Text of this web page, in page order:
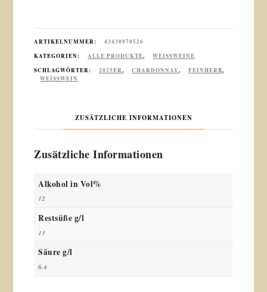
Spätlese
feinherb
0,75
l
Menge
ARTIKELNUMMER:
43430970526
KATEGORIEN:
ALLE PRODUKTE,
WEISSWEINE
SCHLAGWÖRTER:
2025ER, CHARDONNAY, FEINHERB,
WEISSWEIN
ZUSÄTZLICHE INFORMATIONEN
Zusätzliche Informationen
Alkohol in Vol%
12
Restsüße g/l
13
Säure g/l
6,4